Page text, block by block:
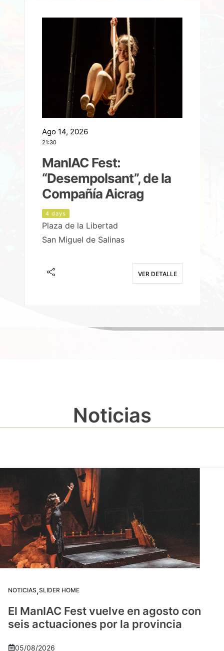
Ago 14, 2026
21:30
ManIAC Fest:
“Desempolsant”, de la
Compañía Aicrag
4 days
Plaza de la Libertad
San Miguel de Salinas
VER DETALLE
Noticias
NOTICIAS,SLIDER HOME
El ManIAC Fest vuelve en agosto con
seis actuaciones por la provincia
05/08/2026